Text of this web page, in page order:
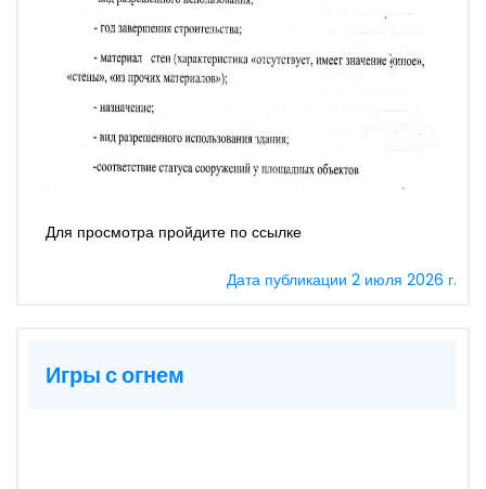
Для просмотра пройдите по ссылке
Дата публикации 2 июля 2026 г.
Игры с огнем